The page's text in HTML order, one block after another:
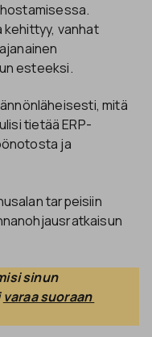
kehittyy, vanhat
esteeksi.
mitä
tietää ERP-
ja
tarpeisiin
sinun
varaa suoraan